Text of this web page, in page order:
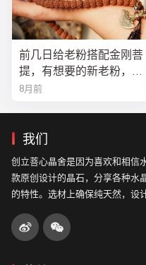
前几日给老粉搭配金刚菩
提，有想要的新老粉，都
可以来排队
8月前
我们
创立菩心晶舍是因为喜欢和相信
款原创设计的晶石，分享各种水
的特性。选材上确保纯天然，设